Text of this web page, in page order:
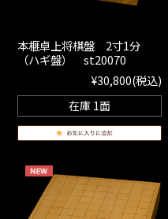
本榧卓上将棋盤 2寸1分
（ハギ盤） st20070
¥30,800(税込)
在庫 1面